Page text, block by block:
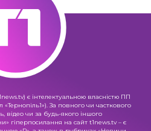
є інтелектуальною власністю ПП
За повного чи часткового
відео чи за будь-якого іншого
гіперпосилання на сайт t1news.tv – є